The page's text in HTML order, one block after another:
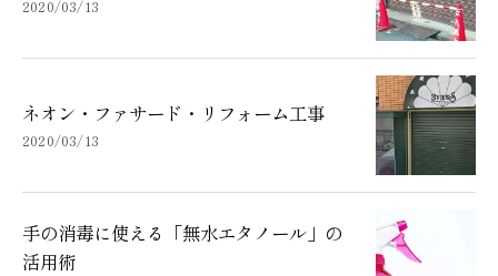
2020/03/13
ネオン・ファサード・リフォーム工事
2020/03/13
手の消毒に使える「無水エタノール」の
活用術